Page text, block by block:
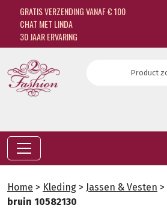
GRATIS VERZENDING VANAF € 100
CHAT MET LINDA
30 JAAR ERVARING
Home > Kleding > Jassen & Vesten >
bruin 10582130